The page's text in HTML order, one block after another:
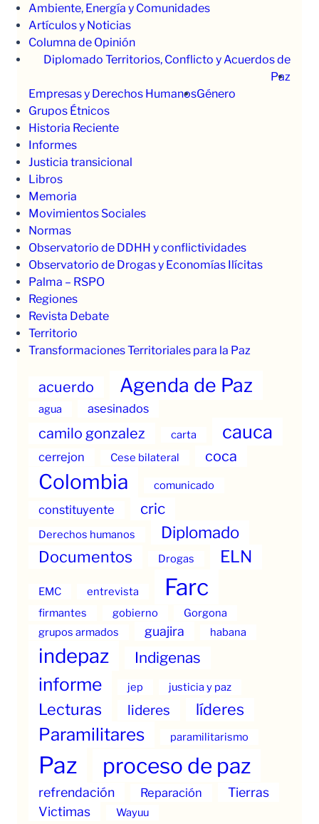
Ambiente, Energía y Comunidades
Artículos y Noticias
Columna de Opinión
Diplomado Territorios, Conflicto y Acuerdos de
Paz
Empresas y Derechos HumanosGénero
Grupos Étnicos
Historia Reciente
Informes
Justicia transicional
Libros
Memoria
Movimientos Sociales
Normas
Observatorio de DDHH y conflictividades
Observatorio de Drogas y Economías Ilícitas
Palma – RSPO
Regiones
Revista Debate
Territorio
Transformaciones Territoriales para la Paz
acuerdo Agenda de Paz
agua asesinados
camilo gonzalez carta cauca
cerrejon Cese bilateral coca
Colombia comunicado
constituyente cric
Derechos humanos Diplomado
Documentos Drogas ELN
EMC entrevista Farc
firmantes gobierno
Gorgona
grupos armados
guajira habana
indepaz Indigenas
informe jep justicia y paz
Lecturas lideres líderes
Paramilitares paramilitarismo
Paz proceso de paz
refrendación Reparación
Tierras
Victimas
Wayuu